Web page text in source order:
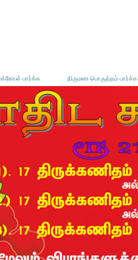
பார்க்க திருமண பொருத்தம் பார்க்க